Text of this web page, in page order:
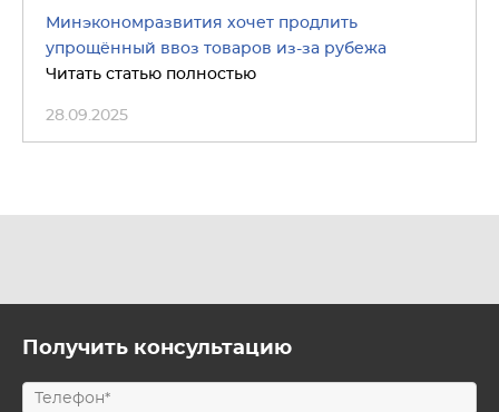
Минэкономразвития хочет продлить
упрощённый ввоз товаров из-за рубежа
Читать статью полностью
28.09.2025
Получить консультацию